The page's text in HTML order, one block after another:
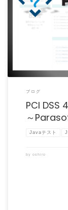
2022年3月にPCI
しいバージ […]
ブログ
PCI DSS
～
Javaテスト
by oshiro